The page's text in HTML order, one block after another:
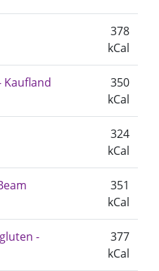
378
kCal
Kaufland
350
kCal
324
kCal
351
kCal
-
377
kCal